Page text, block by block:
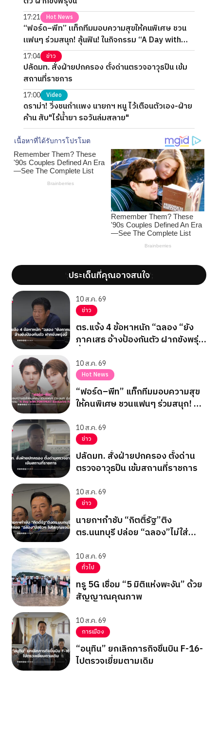
17:21 Hot News
“ฟอร์ด–พีท” แท็กทีมมอบความสุขให้คนพิเศษ ชวน
แฟนๆ ร่วมสนุก! ลุ้นฟิน! ในกิจกรรม “A Day with
FORTPEAT Exclusive Fan Meet”
17:04 ข่าว
ปลัดมท. สั่งฝ่ายปกครอง ตั้งด่านตรวจอาวุธปืน เข้ม
สถานที่ราชการ
17:00 Video
ดราม่า! วิ่งชนกำแพง นายกฯ หนู ไว้เตือนตัวเอง-ฝ่าย
ค้าน สับ"ไร้น้ำยา รอวันล่มสลาย"
';ประเด็นที่คุณอาจสนใจ';
10 ส.ค. 69
ข่าว
ตร.แจ้ง 4 ข้อหาหนัก “ฉลอง “ยัง
ภาคเสธ อ้างป้องกันตัว ฝากขังพรุ่ง
10 ส.ค. 69
Hot News
“ฟอร์ด–พีท” แท็กทีมมอบความสุข
ให้คนพิเศษ ชวนแฟนๆ ร่วมสนุก! ลุ้น
FORTPEAT Exclusive Fan Meet”
10 ส.ค. 69
ข่าว
ปลัดมท. สั่งฝ่ายปกครอง ตั้งด่าน
ตรวจอาวุธปืน เข้มสถานที่ราชการ
10 ส.ค. 69
ข่าว
นายกฯกำชับ “กิตติ์รัฐ”ติง
ตร.นนทบุรี ปล่อย “ฉลอง”ไม่ใส่
10 ส.ค. 69
ทั่วไป
ทรู 5G เชื่อม “5 มิติแห่งพะงัน” ด้วย
สัญญาณคุณภาพ
10 ส.ค. 69
การเมือง
“อนุทิน” ยกเลิกภารกิจขึ้นบิน F-16-
ไปตรวจเยี่ยมตามเดิม